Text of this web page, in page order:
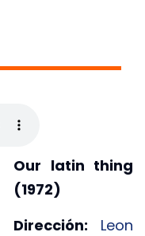
Our latin thing
(1972)
Dirección:
Leon